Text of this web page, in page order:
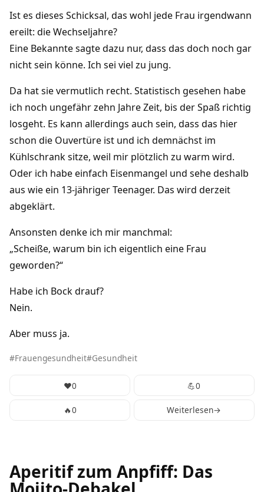
Ist es dieses Schicksal, das wohl jede Frau irgendwann
ereilt: die Wechseljahre?
Eine Bekannte sagte dazu nur, dass das doch noch gar
nicht sein könne. Ich sei viel zu jung.
Da hat sie vermutlich recht. Statistisch gesehen habe
ich noch ungefähr zehn Jahre Zeit, bis der Spaß richtig
losgeht. Es kann allerdings auch sein, dass das hier
schon die Ouvertüre ist und ich demnächst im
Kühlschrank sitze, weil mir plötzlich zu warm wird.
Oder ich habe einfach Eisenmangel und sehe deshalb
aus wie ein 13-jähriger Teenager. Das wird derzeit
abgeklärt.
Ansonsten denke ich mir manchmal:
„Scheiße, warum bin ich eigentlich eine Frau
geworden?“
Habe ich Bock drauf?
Nein.
Aber muss ja.
Frauengesundheit Gesundheit
❤️0 💪0
🔥0 Weiterlesen→
Aperitif zum Anpfiff: Das